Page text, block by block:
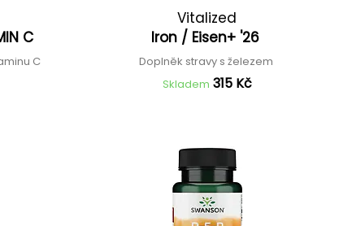
C
C
Vitalized
Iron / Eisen+ '26
Doplněk stravy s železem
Skladem 315 Kč